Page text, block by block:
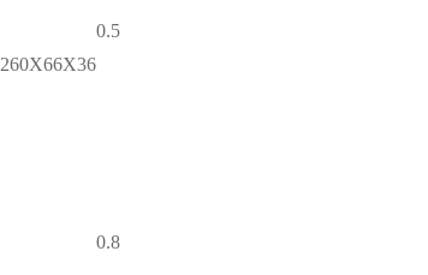
260X66X36
0.5
0.8